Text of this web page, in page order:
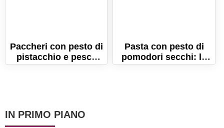
Paccheri con pesto di
pistacchio e pesce
spada. Ricetta della
Pasta con pesto di
pomodori secchi: la
ricetta facile e
IN PRIMO PIANO